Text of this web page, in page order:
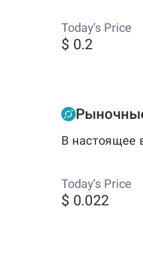
Today’s Price
$ 0.2
В настоящее
Today’s Price
$ 0.022